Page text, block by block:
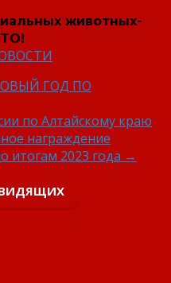
животных-
ГОД ПО
по Алтайскому краю
награждение
итогам 2023 года →